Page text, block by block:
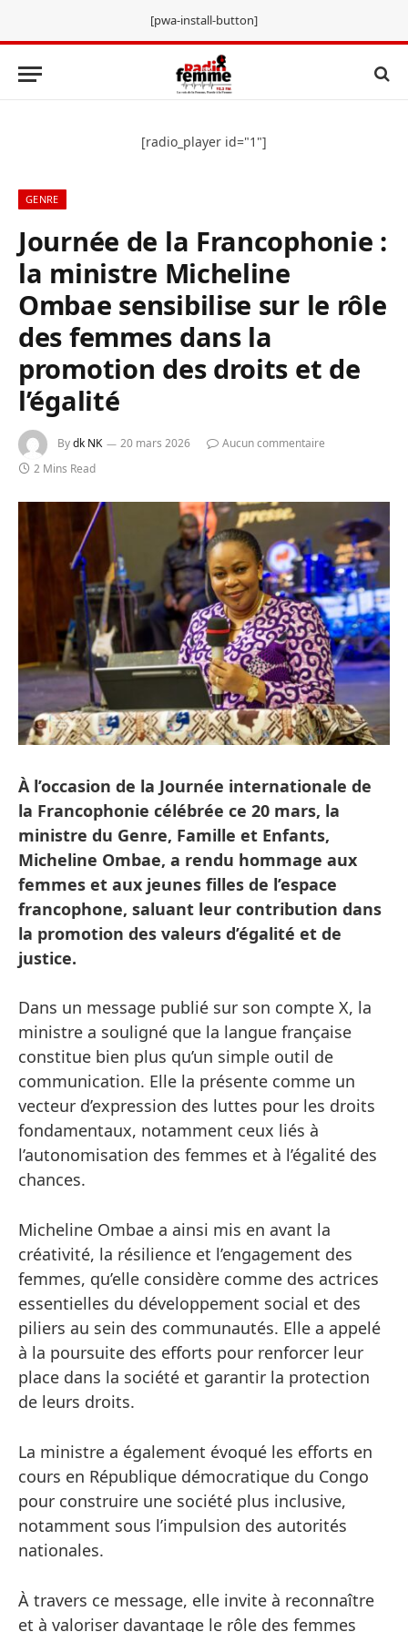
[pwa-install-button]
[radio_player id="1"]
GENRE
Journée de la Francophonie :
la ministre Micheline
Ombae sensibilise sur le rôle
des femmes dans la
promotion des droits et de
l’égalité
Bydk NK 20 mars 2026
Aucun commentaire
2 Mins Read
À l’occasion de la Journée internationale de
la Francophonie célébrée ce 20 mars, la
ministre du Genre, Famille et Enfants,
Micheline Ombae, a rendu hommage aux
femmes et aux jeunes filles de l’espace
francophone, saluant leur contribution dans
la promotion des valeurs d’égalité et de
justice.
Dans un message publié sur son compte X, la
ministre a souligné que la langue française
constitue bien plus qu’un simple outil de
communication. Elle la présente comme un
vecteur d’expression des luttes pour les droits
fondamentaux, notamment ceux liés à
l’autonomisation des femmes et à l’égalité des
chances.
Micheline Ombae a ainsi mis en avant la
créativité, la résilience et l’engagement des
femmes, qu’elle considère comme des actrices
essentielles du développement social et des
piliers au sein des communautés. Elle a appelé
à la poursuite des efforts pour renforcer leur
place dans la société et garantir la protection
de leurs droits.
La ministre a également évoqué les efforts en
cours en République démocratique du Congo
pour construire une société plus inclusive,
notamment sous l’impulsion des autorités
nationales.
À travers ce message, elle invite à reconnaître
et à valoriser davantage le rôle des femmes